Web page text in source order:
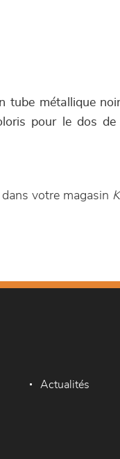
tube métallique
pour le dos de
votre magasin
Actualités